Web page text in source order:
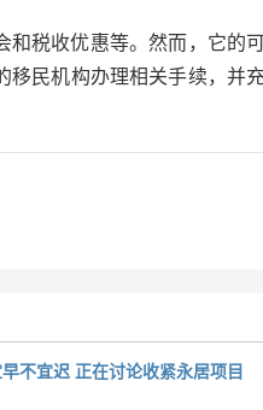
和税收优惠等。然而，它的
移民机构办理相关手续，并
不宜迟 正在讨论收紧永居项目